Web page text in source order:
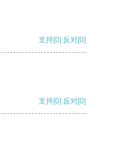
支持[0] 反对[0]
支持[0] 反对[0]